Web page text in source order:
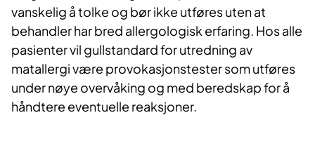
vanskelig å tolke og bør ikke utføres uten at
behandler har bred allergologisk erfaring. Hos alle
pasienter vil gullstandard for utredning av
matallergi være provokasjonstester som utføres
under nøye overvåking og med beredskap for å
håndtere eventuelle reaksjoner.